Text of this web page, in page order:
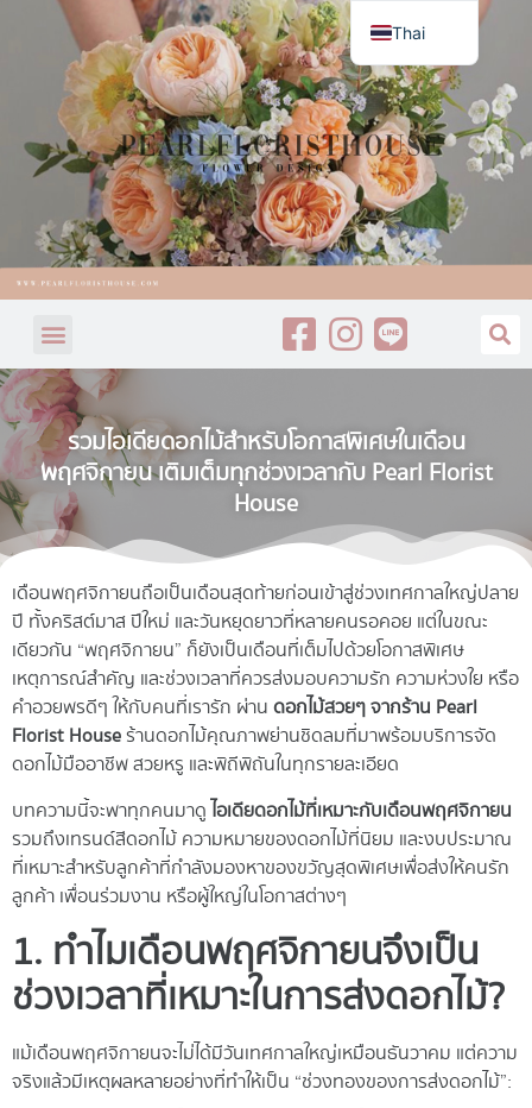
รวมไอเดียดอกไม้สำหรับโอกาสพิเศษในเดือน
พฤศจิกายน เติมเต็มทุกช่วงเวลากับ Pearl Florist
House
เดือนพฤศจิกายนถือเป็นเดือนสุดท้ายก่อนเข้าสู่ช่วงเทศกาลใหญ่ปลาย
ปี ทั้งคริสต์มาส ปีใหม่ และวันหยุดยาวที่หลายคนรอคอย แต่ในขณะ
เดียวกัน “พฤศจิกายน” ก็ยังเป็นเดือนที่เต็มไปด้วยโอกาสพิเศษ
เหตุการณ์สำคัญ และช่วงเวลาที่ควรส่งมอบความรัก ความห่วงใย หรือ
คำอวยพรดีๆ ให้กับคนที่เรารัก ผ่าน ดอกไม้สวยๆ จากร้าน Pearl
Florist Houseร้านดอกไม้คุณภาพย่านชิดลมที่มาพร้อมบริการจัด
ดอกไม้มืออาชีพ สวยหรู และพิถีพิถันในทุกรายละเอียด
บทความนี้จะพาทุกคนมาดู ไอเดียดอกไม้ที่เหมาะกับเดือนพฤศจิกายน
รวมถึงเทรนด์สีดอกไม้ ความหมายของดอกไม้ที่นิยม และงบประมาณ
ที่เหมาะสำหรับลูกค้าที่กำลังมองหาของขวัญสุดพิเศษเพื่อส่งให้คนรัก
ลูกค้า เพื่อนร่วมงาน หรือผู้ใหญ่ในโอกาสต่างๆ
1. ทำไมเดือนพฤศจิกายนจึงเป็น
ช่วงเวลาที่เหมาะในการส่งดอกไม้?
แม้เดือนพฤศจิกายนจะไม่ได้มีวันเทศกาลใหญ่เหมือนธันวาคม แต่ความ
จริงแล้วมีเหตุผลหลายอย่างที่ทำให้เป็น “ช่วงทองของการส่งดอกไม้”:
Thai
English